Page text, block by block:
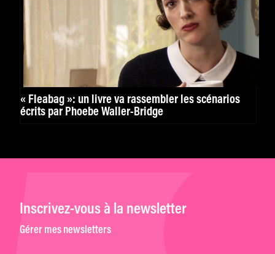
« Fleabag »: un livre va rassembler les scénarios
écrits par Phoebe Waller-Bridge
Inscrivez-vous à la newsletter
Gérer mes newsletters